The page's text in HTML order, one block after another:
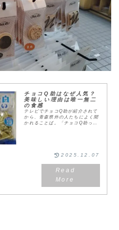
チョコQ助はなぜ人気？
美味しい理由は唯一無二
の食感
テレビでチョコQ助が紹介されて
から、青森県外の人たちによく聞
かれることば。「チョコQ助って
2025.12.07